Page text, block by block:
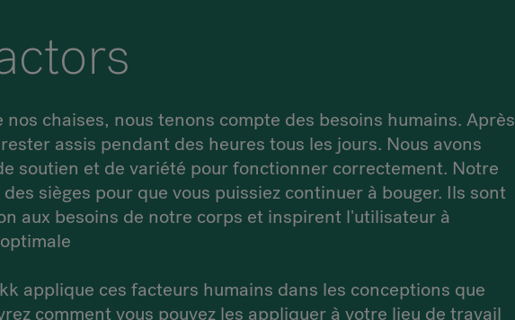
chaises, nous tenons compte des besoins humains. Après
assis pendant des heures tous les jours. Nous avons
soutien et de variété pour fonctionner correctement. Notre
sièges pour que vous puissiez continuer à bouger. Ils sont
aux besoins de notre corps et inspirent l'utilisateur à
applique ces facteurs humains dans les conceptions que
comment vous pouvez les appliquer à votre lieu de travail